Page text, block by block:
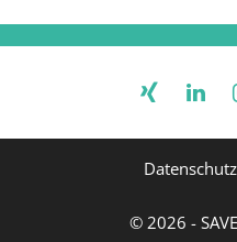
Datenschutz
© 2026 -